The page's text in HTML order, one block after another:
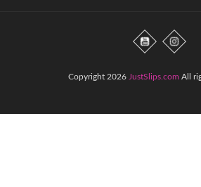
Copyright 2026 JustSlips.com All